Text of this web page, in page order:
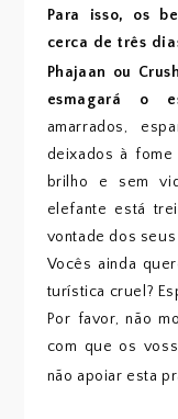
Para isso, os
cerca de três
Phajaan ou
esmagará o
amarrados,
deixados à
brilho e sem
elefante está
vontade dos
Vocês ainda
turística cruel?
Por favor, não
com que os
não apoiar esta